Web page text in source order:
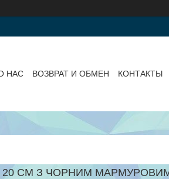
НАС ВОЗВРАТ И ОБМЕН КОНТАКТЫ
СМ З ЧОРНИМ